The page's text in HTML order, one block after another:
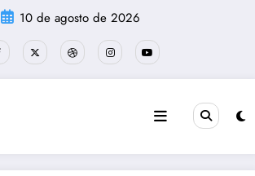
10 de agosto de 2026